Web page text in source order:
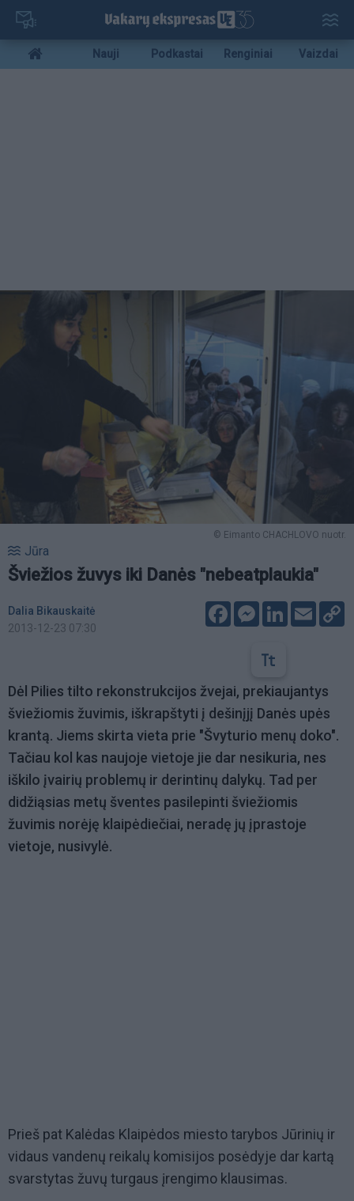
Pereiti
pagrindinį
turinį
Mobile
menu
Nauji Podkastai Renginiai Vaizdai
© Eimanto CHACHLOVO nuotr.
Jūra
Šviežios žuvys iki Danės "nebeatplaukia"
Dalia Bikauskaitė
2013-12-23 07:30
FacebookMessenger
LinkedIn
Email
Dėl Pilies tilto rekonstrukcijos žvejai, prekiaujantys
šviežiomis žuvimis, iškrapštyti į dešinįjį Danės upės
krantą. Jiems skirta vieta prie "Švyturio menų doko".
Tačiau kol kas naujoje vietoje jie dar nesikuria, nes
iškilo įvairių problemų ir derintinų dalykų. Tad per
didžiąsias metų šventes pasilepinti šviežiomis
žuvimis norėję klaipėdiečiai, neradę jų įprastoje
vietoje, nusivylė.
Prieš pat Kalėdas Klaipėdos miesto tarybos Jūrinių ir
vidaus vandenų reikalų komisijos posėdyje dar kartą
svarstytas žuvų turgaus įrengimo klausimas.